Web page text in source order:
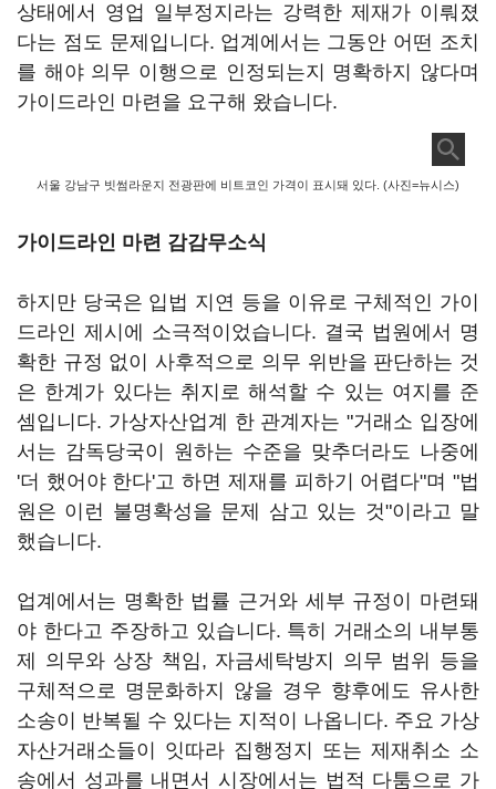
상태에서 영업 일부정지라는 강력한 제재가 이뤄졌
다는 점도 문제입니다. 업계에서는 그동안 어떤 조치
를 해야 의무 이행으로 인정되는지 명확하지 않다며
가이드라인 마련을 요구해 왔습니다.
서울 강남구 빗썸라운지 전광판에 비트코인 가격이 표시돼 있다. (사진=뉴시스)
가이드라인 마련 감감무소식
하지만 당국은 입법 지연 등을 이유로 구체적인 가이
드라인 제시에 소극적이었습니다. 결국 법원에서 명
확한 규정 없이 사후적으로 의무 위반을 판단하는 것
은 한계가 있다는 취지로 해석할 수 있는 여지를 준
셈입니다. 가상자산업계 한 관계자는 "거래소 입장에
서는 감독당국이 원하는 수준을 맞추더라도 나중에
'더 했어야 한다'고 하면 제재를 피하기 어렵다"며 "법
원은 이런 불명확성을 문제 삼고 있는 것"이라고 말
했습니다.
업계에서는 명확한 법률 근거와 세부 규정이 마련돼
야 한다고 주장하고 있습니다. 특히 거래소의 내부통
제 의무와 상장 책임, 자금세탁방지 의무 범위 등을
구체적으로 명문화하지 않을 경우 향후에도 유사한
소송이 반복될 수 있다는 지적이 나옵니다. 주요 가상
자산거래소들이 잇따라 집행정지 또는 제재취소 소
송에서 성과를 내면서 시장에서는 법적 다툼으로 가